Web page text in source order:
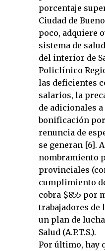
porcentaje
Ciudad de
poco, adquiere
sistema de
del interior de
Policlínico
las deficientes
salarios, la
de adicionales
bonificación
renuncia de
se generan [6].
nombramiento
provinciales
cumplimiento
cobra $855 por
trabajadores de
un plan de
Salud (A.P.T.S.).
Por último, hay